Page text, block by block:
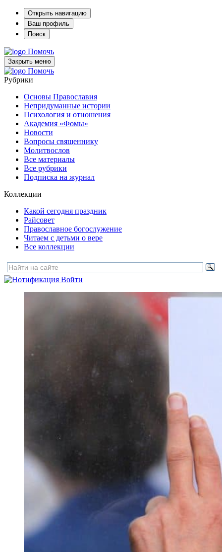
Открыть навигацию
Ваш профиль
Поиск
Помочь
Закрыть меню
Помочь
Рубрики
Основы Православия
Непридуманные истории
Психология и отношения
Академия «Фомы»
Новости
Вопросы священнику
Молитвослов
Все материалы
Все рубрики
Подписка на журнал
Коллекции
Какой сегодня праздник
Райсовет
Православное богослужение
Читаем с детьми о вере
Все коллекции
Войти